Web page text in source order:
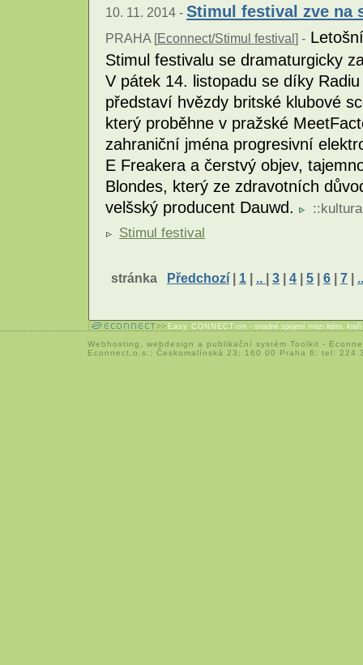
10. 11. 2014 - Stimul festival zve na
PRAHA [Econnect/Stimul festival ] -
Stimul festivalu se dramaturgicky
V pátek 14. listopadu se díky
představí hvězdy britské klubové
který proběhne v pražské
zahraniční jména progresivní
E Freakera a čerstvý objev,
Blondes, který ze zdravotních
velšský producent Dauwd.
::kultura
Stimul festival
stránka Předchozí| 1 | .. | 3 | 4 | 5 | 6 | 7 | ..
Easy CONNECTion - snadné spojení mezi lidmi,
Webhosting webdesign a publikační systém Toolkit -
Econnect,o.s.; Českomalínská 23; 160 00 Praha 6; tel: 224